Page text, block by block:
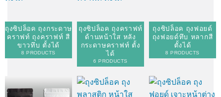
ถุงซิปล็อค ถุงกระดาษ
คราฟท์ ถุงคราฟท์ สี
ขาวทึบ ตั้งได้
8 PRODUCTS
ถุงซิปล็อค ถุงคราฟท์
ด้านหน้าใส หลัง
กระดาษคราฟท์ ตั้ง
ได้
6 PRODUCTS
ถุงซิปล็อค ถุงฟอยด์
ถุงฟอยด์ทึบ หลากสี
ตั้งได้
8 PRODUCTS